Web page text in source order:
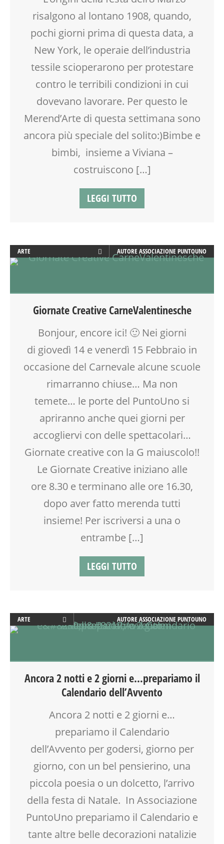
TAIJI QUAN
TEATRO
TEMPO LIBERO
TESSUTI
VIA FARUFFINI
VIA MARTINETTI
SPAZIO GIOCO
TEMPO LIBERO
risalgono al lontano 1908, quando,
pochi giorni prima di questa data, a
New York, le operaie dell’industria
tessile scioperarono per protestare
contro le terribili condizioni in cui
dovevano lavorare. Per questo le
Merend’Arte di questa settimana sono
ancora più speciale del solito:)Bimbe e
bimbi, insieme a Viviana –
costruiscono […]
LEGGI TUTTO
ARTE
ATTIVITÀ
CUCINA
DOPO SCUOLA
ENGLISH
GIOCO-MOTRICITÀ
LABORATORIO
LETTURA ANIMATA
LUDOYOGA
MUSICA
PITTURA
SPAZIO GIOCO
TEMPO LIBERO
AUTORE ASSOCIAZIONE PUNTOUNO
Giornate Creative CarneValentinesche
Bonjour, encore ici! 🙂 Nei giorni
di giovedì 14 e venerdì 15 Febbraio in
occasione del Carnevale alcune scuole
rimarranno chiuse… Ma non
temete… le porte del PuntoUno si
apriranno anche quei giorni per
accogliervi con delle spettacolari…
Giornate creative con la G maiuscolo!!
Le Giornate Creative iniziano alle
ore 8.30 e terminano alle ore 16.30,
dopo aver fatto merenda tutti
insieme! Per iscriversi a una o
entrambe […]
LEGGI TUTTO
ARTE
ATTIVITÀ
LABORATORIO
SPAZIO GIOCO
TESSUTI
AUTORE ASSOCIAZIONE PUNTOUNO
Ancora 2 notti e 2 giorni e…prepariamo il
Calendario dell’Avvento
Ancora 2 notti e 2 giorni e…
prepariamo il Calendario
dell’Avvento per godersi, giorno per
giorno, con un bel pensierino, una
piccola poesia o un dolcetto, l’arrivo
della festa di Natale. In Associazione
PuntoUno prepariamo il Calendario e
tante altre belle decorazioni natalizie